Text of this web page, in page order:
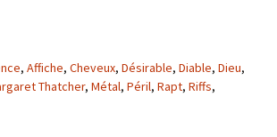
, Affiche, Cheveux, Désirable, Diable, Dieu,
Thatcher, Métal, Péril, Rapt, Riffs,